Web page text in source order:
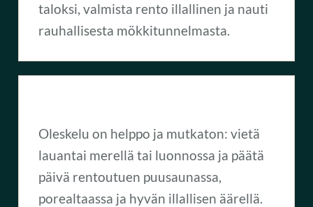
taloksi, valmista rento illallinen ja nauti
rauhallisesta mökkitunnelmasta.
Oleskelu on helppo ja mutkaton: vietä
lauantai merellä tai luonnossa ja päätä
päivä rentoutuen puusaunassa,
porealtaassa ja hyvän illallisen äärellä.